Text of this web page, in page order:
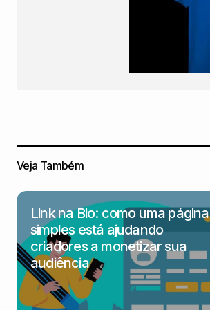
Veja Também
Link na Bio: como uma página
simples está ajudando
criadores a monetizar sua
audiência